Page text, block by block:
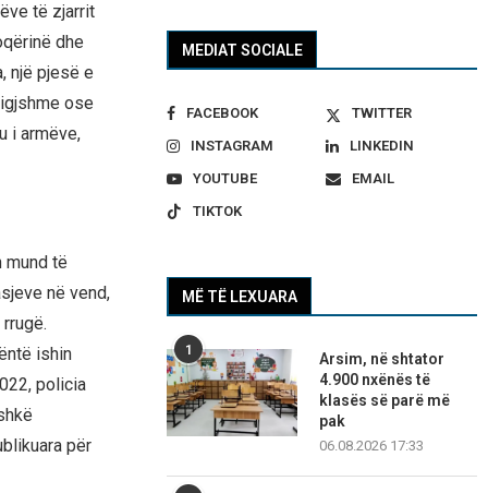
të zjarrit
dhe
një pjesë e
ose
i armëve,
mund të
në vend,
ishin
policia
për
MEDIAT SOCIALE
FACEBOOK
TWITTER
INSTAGRAM
LINKEDIN
YOUTUBE
EMAIL
TIKTOK
MË TË LEXUARA
1
Arsim, në shtator
4.900 nxënës të
klasës së parë më
pak
06.08.2026 17:33